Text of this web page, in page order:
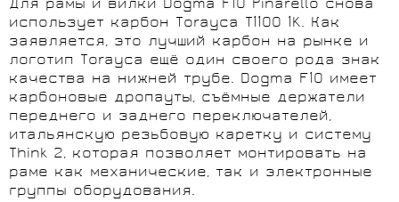
Для рамы и вилки Dogma F10 Pinarello снова
использует карбон Torayca T1100 1K. Как
заявляется, это лучший карбон на рынке и
логотип Torayca ещё один своего рода знак
качества на нижней трубе. Dogma F10 имеет
карбоновые дропауты, съёмные держатели
переднего и заднего переключателей,
итальянскую резьбовую каретку и систему
Think 2, которая позволяет монтировать на
раме как механические, так и электронные
группы оборудования.